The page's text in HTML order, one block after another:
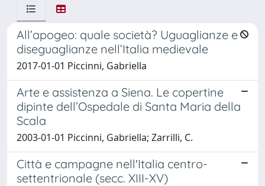
All’apogeo: quale società? Uguaglianze e
diseguaglianze nell’Italia medievale
2017-01-01 Piccinni, Gabriella
Arte e assistenza a Siena. Le copertine
dipinte dell’Ospedale di Santa Maria della
Scala
2003-01-01 Piccinni, Gabriella; Zarrilli, C.
Città e campagne nell'Italia centro-
settentrionale (secc. XIII-XV)